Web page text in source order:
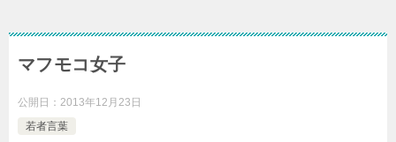
マフモコ女子
公開日： 2013年12月23日
若者言葉